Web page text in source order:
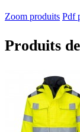
Zoom produits Pdf
Produits